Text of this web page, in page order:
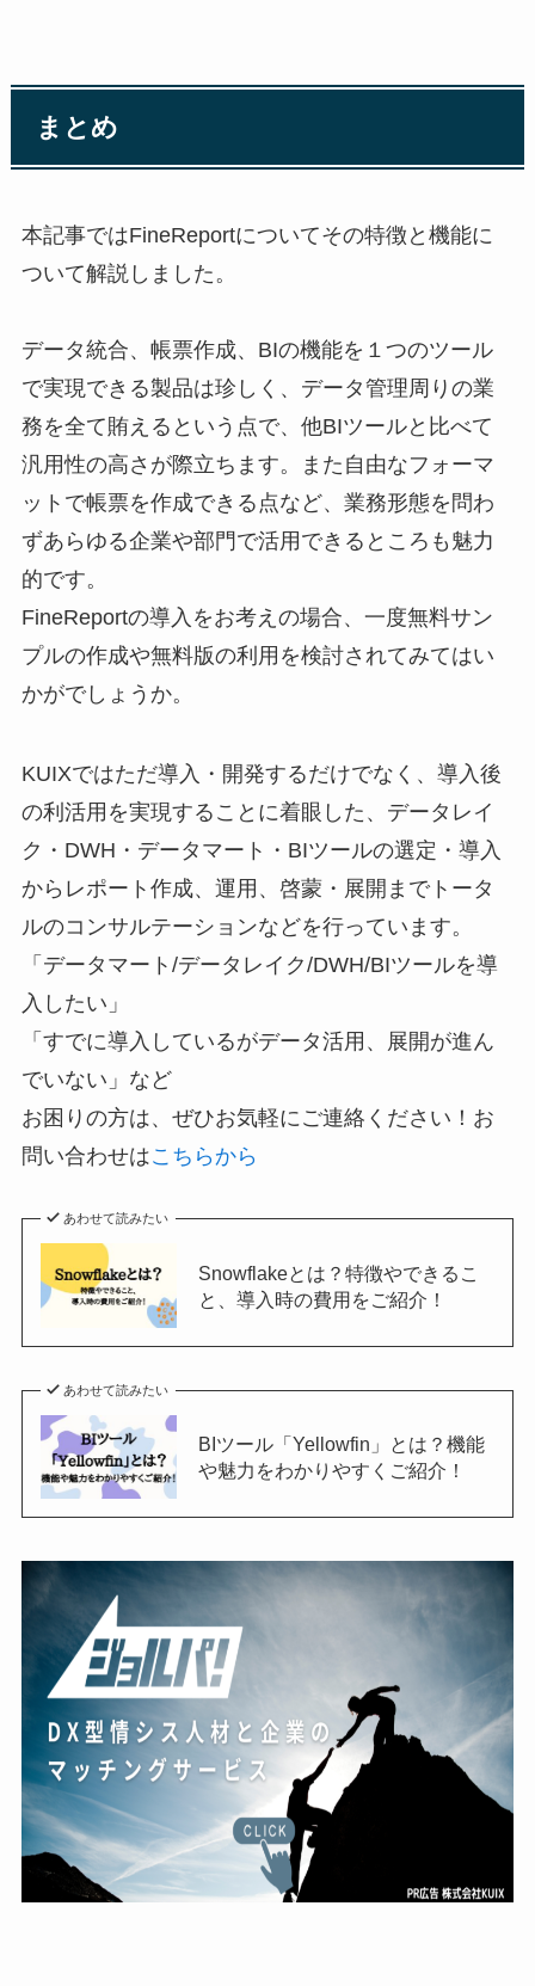
まとめ
本記事ではFineReportについてその特徴と機能に
ついて解説しました。
データ統合、帳票作成、BIの機能を１つのツール
で実現できる製品は珍しく、データ管理周りの業
務を全て賄えるという点で、他BIツールと比べて
汎用性の高さが際立ちます。また自由なフォーマ
ットで帳票を作成できる点など、業務形態を問わ
ずあらゆる企業や部門で活用できるところも魅力
的です。
FineReportの導入をお考えの場合、一度無料サン
プルの作成や無料版の利用を検討されてみてはい
かがでしょうか。
KUIXではただ導入・開発するだけでなく、導入後
の利活用を実現することに着眼した、データレイ
ク・DWH・データマート・BIツールの選定・導入
からレポート作成、運用、啓蒙・展開までトータ
ルのコンサルテーションなどを行っています。
「データマート/データレイク/DWH/BIツールを導
入したい」
「すでに導入しているがデータ活用、展開が進ん
でいない」など
お困りの方は、ぜひお気軽にご連絡ください！お
問い合わせはこちらから
あわせて読みたい
Snowflakeとは？特徴やできるこ
と、導入時の費用をご紹介！
あわせて読みたい
BIツール「Yellowfin」とは？機能
や魅力をわかりやすくご紹介！